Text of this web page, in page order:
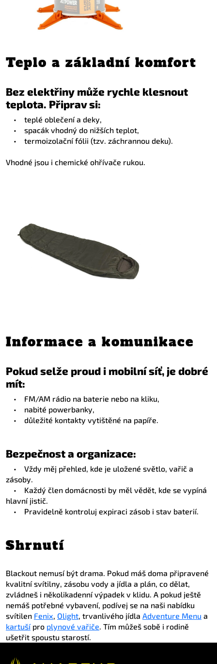
Teplo a základní komfort
Bez elektřiny může rychle klesnout
teplota. Připrav si:
•
teplé oblečení a deky,
•
spacák vhodný do nižších teplot,
•
termoizolační fólii (tzv. záchrannou deku).
Vhodné jsou i chemické ohřívače rukou.
Informace a komunikace
Pokud selže proud i mobilní síť, je dobré
mít:
•
FM/AM rádio na baterie nebo na kliku,
•
nabité powerbanky,
•
důležité kontakty vytištěné na papíře.
Bezpečnost a organizace:
•
Vždy měj přehled, kde je uložené světlo, vařič a
zásoby.
•
Každý člen domácnosti by měl vědět, kde se vypíná
hlavní jistič.
•
Pravidelně kontroluj expiraci zásob i stav baterií.
Shrnutí
Blackout nemusí být drama. Pokud máš doma připravené
kvalitní svítilny, zásobu vody a jídla a plán, co dělat,
zvládneš i několikadenní výpadek v klidu. A pokud ještě
nemáš potřebné vybavení, podívej se na naši nabídku
svítilen Fenix, Olight, trvanlivého jídla Adventure Menu a
kartušípro plynové vařiče. Tím můžeš sobě i rodině
ušetřit spoustu starostí.